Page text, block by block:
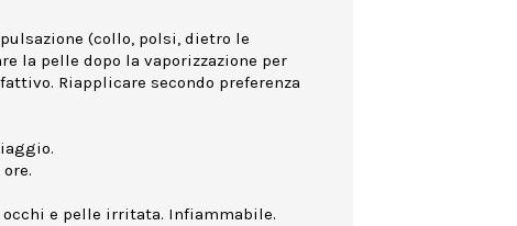
(collo, polsi, dietro le
la pelle dopo la vaporizzazione per
Riapplicare secondo preferenza
occhi e pelle irritata. Infiammabile.